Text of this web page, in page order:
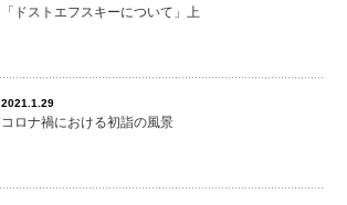
「ドストエフスキーについて」上
2021.1.29
コロナ禍における初詣の風景